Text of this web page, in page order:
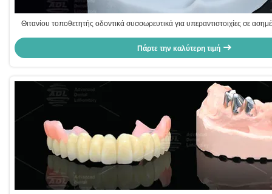
Θιτανίου τοποθετητής οδοντικά συσσωρευτικά για υπεραντιστοιχίες σε
Πάρτε την καλύτερη τιμή